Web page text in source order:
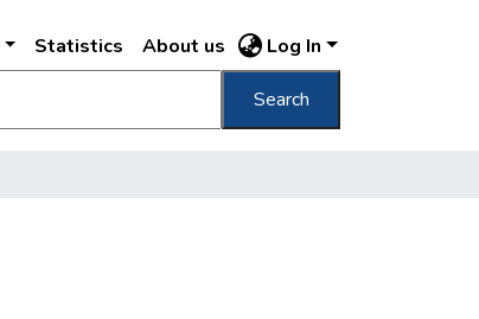
Statistics About us Log In
Search